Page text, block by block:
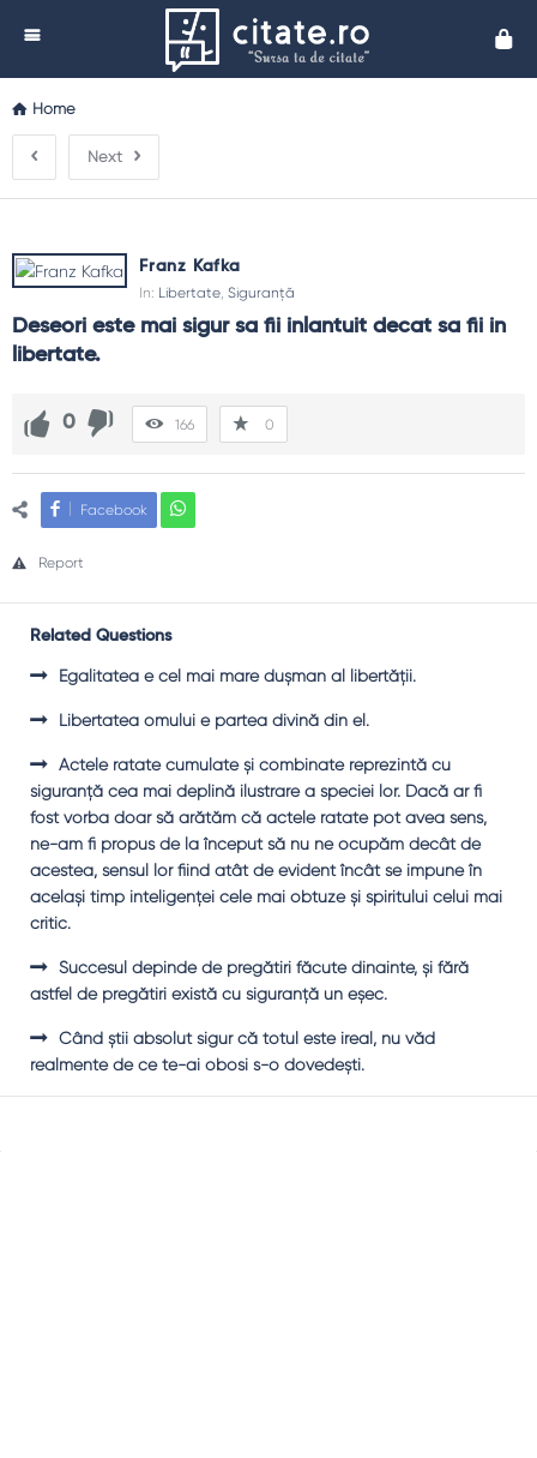
Home
Next
Franz Kafka
In: Libertate, Siguranță
Deseori este mai sigur sa fii inlantuit decat sa fii in
libertate.
0 166 0
Facebook
Report
Related Questions
Egalitatea e cel mai mare duşman al libertăţii.
Libertatea omului e partea divină din el.
Actele ratate cumulate şi combinate reprezintă cu
siguranţă cea mai deplină ilustrare a speciei lor. Dacă ar fi
fost vorba doar să arătăm că actele ratate pot avea sens,
ne-am fi propus de la început să nu ne ocupăm decât de
acestea, sensul lor fiind atât de evident încât se impune în
acelaşi timp inteligenţei cele mai obtuze şi spiritului celui mai
critic.
Succesul depinde de pregătiri făcute dinainte, şi fără
astfel de pregătiri există cu siguranţă un eşec.
Când ştii absolut sigur că totul este ireal, nu văd
realmente de ce te-ai obosi s-o dovedeşti.